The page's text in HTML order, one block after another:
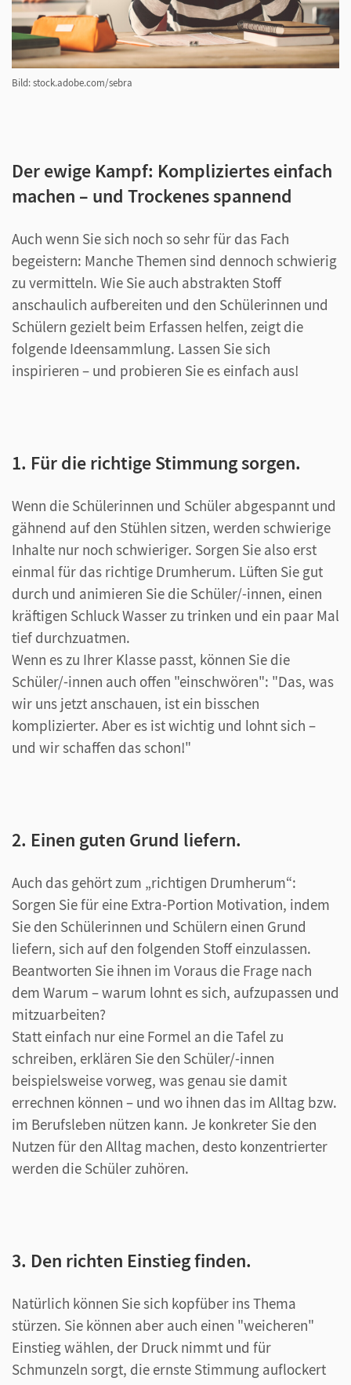
Bild: stock.adobe.com/sebra
Der ewige Kampf: Kompliziertes einfach
machen – und Trockenes spannend
Auch wenn Sie sich noch so sehr für das Fach
begeistern: Manche Themen sind dennoch schwierig
zu vermitteln. Wie Sie auch abstrakten Stoff
anschaulich aufbereiten und den Schülerinnen und
Schülern gezielt beim Erfassen helfen, zeigt die
folgende Ideensammlung. Lassen Sie sich
inspirieren – und probieren Sie es einfach aus!
1. Für die richtige Stimmung sorgen.
Wenn die Schülerinnen und Schüler abgespannt und
gähnend auf den Stühlen sitzen, werden schwierige
Inhalte nur noch schwieriger. Sorgen Sie also erst
einmal für das richtige Drumherum. Lüften Sie gut
durch und animieren Sie die Schüler/-innen, einen
kräftigen Schluck Wasser zu trinken und ein paar Mal
tief durchzuatmen.
Wenn es zu Ihrer Klasse passt, können Sie die
Schüler/-innen auch offen "einschwören": "Das, was
wir uns jetzt anschauen, ist ein bisschen
komplizierter. Aber es ist wichtig und lohnt sich –
und wir schaffen das schon!"
2. Einen guten Grund liefern.
Auch das gehört zum „richtigen Drumherum“:
Sorgen Sie für eine Extra-Portion Motivation, indem
Sie den Schülerinnen und Schülern einen Grund
liefern, sich auf den folgenden Stoff einzulassen.
Beantworten Sie ihnen im Voraus die Frage nach
dem Warum – warum lohnt es sich, aufzupassen und
mitzuarbeiten?
Statt einfach nur eine Formel an die Tafel zu
schreiben, erklären Sie den Schüler/-innen
beispielsweise vorweg, was genau sie damit
errechnen können – und wo ihnen das im Alltag bzw.
im Berufsleben nützen kann. Je konkreter Sie den
Nutzen für den Alltag machen, desto konzentrierter
werden die Schüler zuhören.
3. Den richten Einstieg finden.
Natürlich können Sie sich kopfüber ins Thema
stürzen. Sie können aber auch einen "weicheren"
Einstieg wählen, der Druck nimmt und für
Schmunzeln sorgt, die ernste Stimmung auflockert